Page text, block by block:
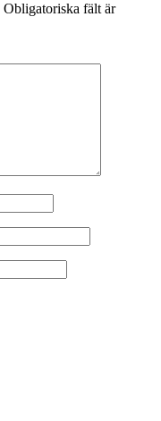
Obligatoriska fält är